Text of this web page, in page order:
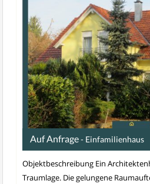
Auf Anfrage- Einfamilienhaus
Objektbeschreibung Ein
Traumlage. Die gelungene